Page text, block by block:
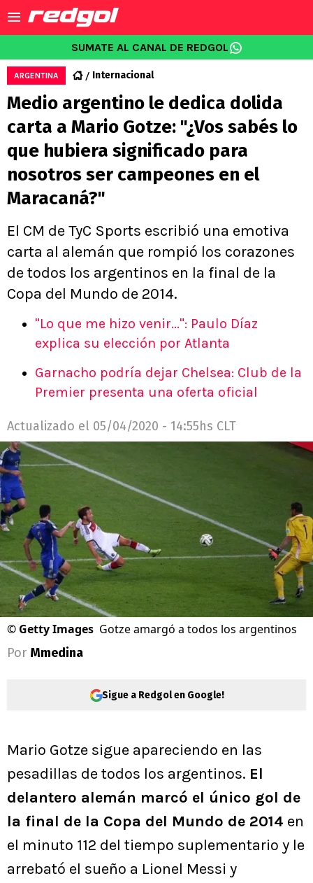
SUMATE AL CANAL DE REDGOL
ARGENTINA Internacional
Medio argentino le dedica dolida
carta a Mario Gotze: "¿Vos sabés lo
que hubiera significado para
nosotros ser campeones en el
Maracaná?"
El CM de TyC Sports escribió una emotiva
carta al alemán que rompió los corazones
de todos los argentinos en la final de la
Copa del Mundo de 2014.
"Lo que me hizo venir...": Paulo Díaz
explica su elección por Atlanta
Garnacho podría dejar Chelsea: Club de la
Premier presenta una oferta oficial
Actualizado el 05/04/2020 - 14:55hs CLT
© Getty Images Gotze amargó a todos los argentinos
Por Mmedina
Sigue a Redgol en Google!
Mario Gotze sigue apareciendo en las
pesadillas de todos los argentinos. El
delantero alemán marcó el único gol de
la final de la Copa del Mundo de 2014 en
el minuto 112 del tiempo suplementario y le
arrebató el sueño a Lionel Messi y